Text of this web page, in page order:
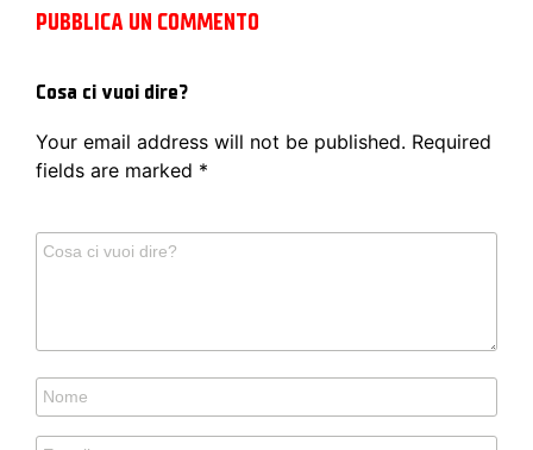
PUBBLICA UN COMMENTO
Cosa ci vuoi dire?
Your email address will not be published. Required
fields are marked *